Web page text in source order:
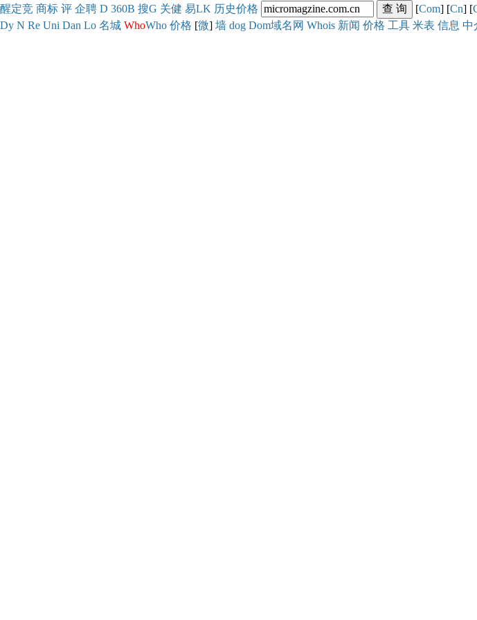
醒定竞 商标 评 企聘 D 360B 搜G 关健 易LK 历史价格 [Com] [Cn] [
Dy N Re Uni Dan Lo 名城 WhoWho 价格 [微] 墙 dog Dom域名网 Whois 新闻 价格 工具 米表 信息 中